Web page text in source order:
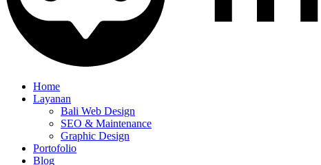
Home
Layanan
Bali Web Design
SEO & Maintenance
Graphic Design
Portofolio
Blog